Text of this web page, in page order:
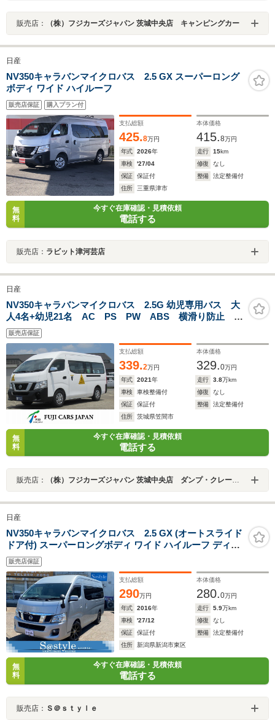
販売店： （株）フジカーズジャパン 茨城中央店 キャンピングカー
日産
NV350キャラバンマイクロバス 2.5 GX スーパーロング
ボディ ワイド ハイルーフ
販売店保証 購入プラン付
支払総額
425.8万円
本体価格
415.8万円
年式
2026年 走行 15km
車検
'27/04 修復
なし
保証
保証付 整備
法定整備付
住所
三重県津市
無
料
今すぐ在庫確認・見積依頼
電話する
販売店： ラビット津河芸店
日産
NV350キャラバンマイクロバス 2.5G 幼児専用バス 大
人4名+幼児21名 AC PS PW ABS 横滑り防止 両
側電動格納ミラー 日産オリジナルナビゲーション
MJ320D-W 日産オリジナルナビゲーション連動ドライ
ブレコーダー バックビューモニター アラウンドビュ
ーモニタ
販売店保証
支払総額
339.2万円
本体価格
329.0万円
年式
2021年 走行 3.8万km
車検
車検整備付 修復
なし
保証
保証付 整備
法定整備付
住所
茨城県笠間市
無
料
今すぐ在庫確認・見積依頼
電話する
販売店： （株）フジカーズジャパン 茨城中央店 ダンプ・クレーン・トラック
日産
NV350キャラバンマイクロバス 2.5 GX (オートスライド
ドア付) スーパーロングボディ ワイド ハイルーフ ディー
ゼルT 10人乗り登録 3No オートスライドドア
販売店保証
支払総額
290万円
本体価格
280.0万円
年式
2016年 走行 5.9万km
車検
'27/12 修復
なし
保証
保証付 整備
法定整備付
住所
新潟県新潟市東区
無
料
今すぐ在庫確認・見積依頼
電話する
販売店： Ｓ＠ｓｔｙｌｅ